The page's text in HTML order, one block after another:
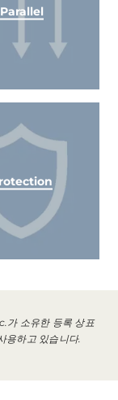
Parallel
소유한 등록 상표
용하고 있습니다.